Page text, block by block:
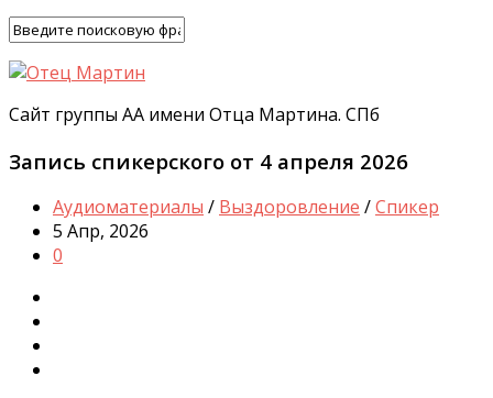
Сайт группы АА имени Отца Мартина. СПб
Запись спикерского от 4 апреля 2026
Аудиоматериалы / Выздоровление /Спикер
5 Апр, 2026
0